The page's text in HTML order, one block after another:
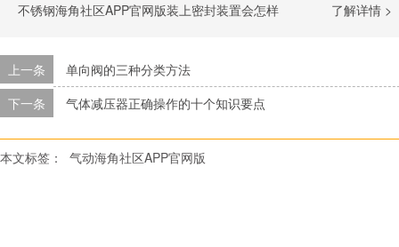
了解详情 >
不锈钢海角社区APP官网版装上密封装置会怎样
上一条
单向阀的三种分类方法
下一条
气体减压器正确操作的十个知识要点
本文标签： 气动海角社区APP官网版